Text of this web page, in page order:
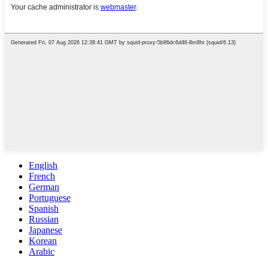
English
French
German
Portuguese
Spanish
Russian
Japanese
Korean
Arabic